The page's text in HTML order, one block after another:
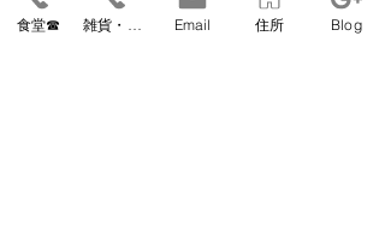
14:30）
食堂☎ Email 住所 Blog